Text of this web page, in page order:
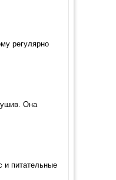
регулярно
Она
и питательные